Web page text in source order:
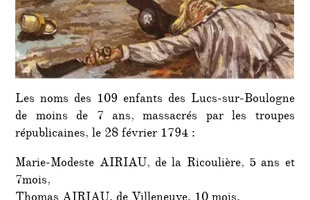
Les noms des 109 enfants des Lucs-sur-Boulogne
de moins de 7 ans, massacrés par les troupes
républicaines, le 28 février 1794 :
Marie-Modeste AIRIAU, de la Ricoulière, 5 ans et
7mois,